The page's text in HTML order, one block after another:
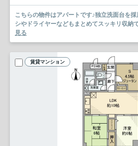
こちらの物件はアパートです♪独立洗面台を
シやドライヤーなどもまとめてスッキリ収納
見る
賃貸マンション